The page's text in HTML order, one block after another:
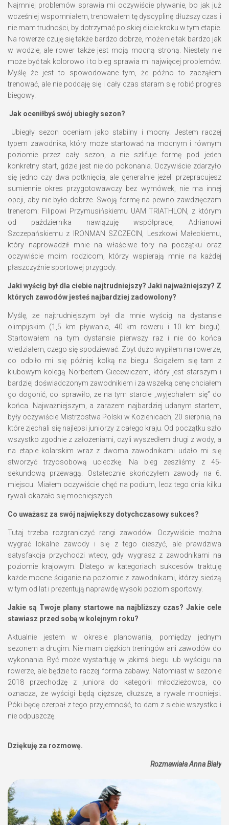
Najmniej problemów sprawia mi oczywiście pływanie, bo jak już
wcześniej wspomniałem, trenowałem tę dyscyplinę dłuższy czas i
nie mam trudności, by dotrzymać polskiej elicie kroku w tym etapie.
Na rowerze czuję się także bardzo dobrze, może nie tak bardzo jak
w wodzie, ale rower także jest moją mocną stroną. Niestety nie
może być tak kolorowo i to bieg sprawia mi najwięcej problemów.
Myślę że jest to spowodowane tym, że późno to zacząłem
trenować, ale nie poddaję się i cały czas staram się robić progres
biegowy.
Jak oceniłbyś swój ubiegły sezon?
Ubiegły sezon oceniam jako stabilny i mocny. Jestem raczej
typem zawodnika, który może startować na mocnym i równym
poziomie przez cały sezon, a nie szlifuje formę pod jeden
konkretny start, gdzie jest nie do pokonania. Oczywiście zdarzyło
się jedno czy dwa potknięcia, ale generalnie jeżeli przepracujesz
sumiennie okres przygotowawczy bez wymówek, nie ma innej
opcji, aby nie było dobrze. Swoją formę na pewno zawdzięczam
trenerom: Filipowi Przymusińskiemu UAM TRIATHLON, z którym
od października nawiązuję współprace, Adrianowi
Szczepańskiemu z IRONMAN SZCZECIN, Leszkowi Małeckiemu,
który naprowadził mnie na właściwe tory na początku oraz
oczywiście moim rodzicom, którzy wspierają mnie na każdej
płaszczyźnie sportowej przygody.
Jaki wyścig był dla ciebie najtrudniejszy? Jaki najważniejszy? Z
których zawodów jesteś najbardziej zadowolony?
Myślę, że najtrudniejszym był dla mnie wyścig na dystansie
olimpijskim (1,5 km pływania, 40 km roweru i 10 km biegu).
Startowałem na tym dystansie pierwszy raz i nie do końca
wiedziałem, czego się spodziewać. Zbyt dużo wypiłem na rowerze,
co odbiło mi się później kolką na biegu. Ścigałem się tam z
klubowym kolegą Norbertem Giecewiczem, który jest starszym i
bardziej doświadczonym zawodnikiem i za wszelką cenę chciałem
go dogonić, co sprawiło, że na tym starcie „wyjechałem się” do
końca. Najważniejszym, a zarazem najbardziej udanym startem,
były oczywiście Mistrzostwa Polski w Kozienicach, 20 sierpnia, na
które zjechali się najlepsi juniorzy z całego kraju. Od początku szło
wszystko zgodnie z założeniami, czyli wyszedłem drugi z wody, a
na etapie kolarskim wraz z dwoma zawodnikami udało mi się
stworzyć trzyosobową ucieczkę. Na bieg zeszliśmy z 45-
sekundową przewagą. Ostatecznie skończyłem zawody na 6.
miejscu. Miałem oczywiście chęć na podium, lecz tego dnia kilku
rywali okazało się mocniejszych.
Co uważasz za swój największy dotychczasowy sukces?
Tutaj trzeba rozgraniczyć rangi zawodów. Oczywiście można
wygrać lokalne zawody i się z tego cieszyć, ale prawdziwa
satysfakcja przychodzi wtedy, gdy wygrasz z zawodnikami na
poziomie krajowym. Dlatego w kategoriach sukcesów traktuję
każde mocne ściganie na poziomie z zawodnikami, którzy siedzą
w tym od lat i prezentują naprawdę wysoki poziom sportowy.
Jakie są Twoje plany startowe na najbliższy czas? Jakie cele
stawiasz przed sobą w kolejnym roku?
Aktualnie jestem w okresie planowania, pomiędzy jednym
sezonem a drugim. Nie mam ciężkich treningów ani zawodów do
wykonania. Być może wystartuję w jakimś biegu lub wyścigu na
rowerze, ale będzie to raczej forma zabawy. Natomiast w sezonie
2018 przechodzę z juniora do kategorii młodzieżowca, co
oznacza, że wyścigi będą cięższe, dłuższe, a rywale mocniejsi.
Póki będę czerpał z tego przyjemność, to dam z siebie wszystko i
nie odpuszczę.
Dziękuję za rozmowę.
Rozmawiała Anna Biały